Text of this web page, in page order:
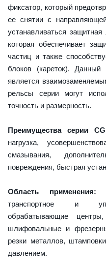
фиксатор, который
ее снятии с
устанавливаться
которая обеспечивает
частиц и также
блоков (кареток).
является
рельсы серии могут
точность и размерность.
Преимущества серии
нагрузка,
смазывания,
повреждения, быстрая
Область применения:
транспортное и
обрабатывающие
шлифовальные и
резки металлов,
давлением.